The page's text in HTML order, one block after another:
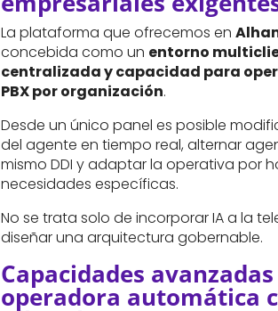
La plataforma que ofrecemos en
concebida como un entorno
centralizada y capacidad para
PBX por organización.
Desde un único panel es posible
del agente en tiempo real, alternar
mismo DDI y adaptar la operativa por
necesidades específicas.
No se trata solo de incorporar IA a la
diseñar una arquitectura gobernable.
Capacidades
operadora automática